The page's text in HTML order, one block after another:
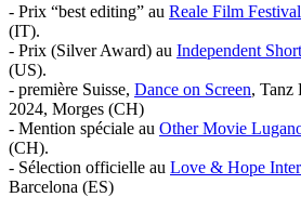
- Prix “best editing” au Reale Film Festival
(IT).
- Prix (Silver Award) au Independent
(US).
- première Suisse, Dance on Screen, Tanz
2024, Morges (CH)
- Mention spéciale au Other Movie
(CH).
- Sélection officielle au Love & Hope
Barcelona (ES)